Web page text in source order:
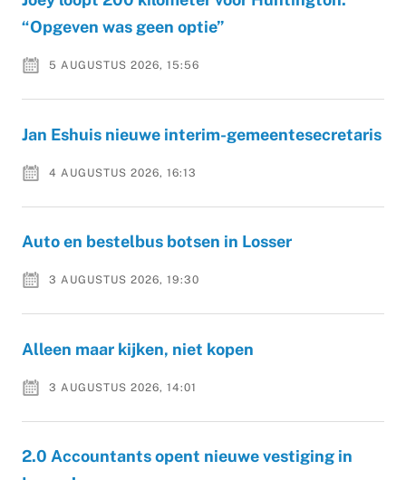
“Opgeven was geen optie”
5 AUGUSTUS 2026, 15:56
Jan Eshuis nieuwe interim-gemeentesecretaris
4 AUGUSTUS 2026, 16:13
Auto en bestelbus botsen in Losser
3 AUGUSTUS 2026, 19:30
Alleen maar kijken, niet kopen
3 AUGUSTUS 2026, 14:01
2.0 Accountants opent nieuwe vestiging in